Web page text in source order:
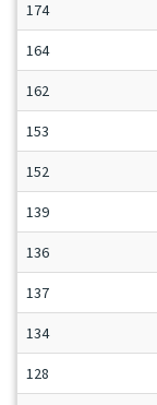
174
164
162
153
152
139
136
137
134
128